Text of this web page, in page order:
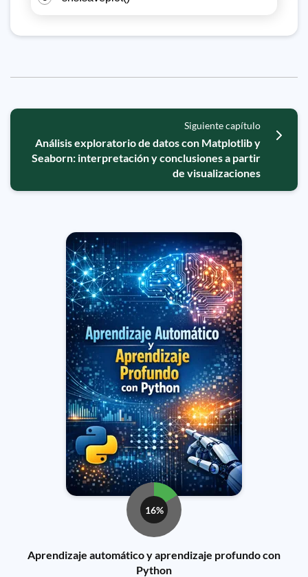
Siguiente capítulo
Análisis exploratorio de datos con Matplotlib y
Seaborn: interpretación y conclusiones a partir
de visualizaciones
16%
Aprendizaje automático y aprendizaje profundo con
Python